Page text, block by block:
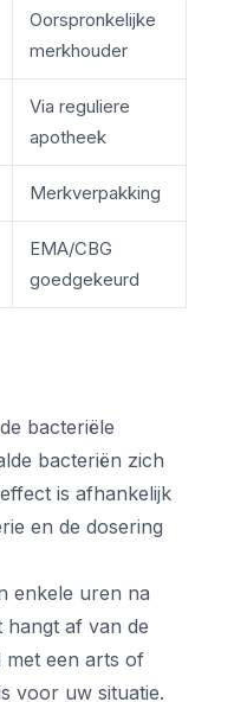
Oorspronkelijke
merkhouder
Via reguliere
apotheek
Merkverpakking
EMA/CBG
goedgekeurd
bacteriële
bacteriën zich
is afhankelijk
en de dosering
enkele uren na
hangt af van de
met een arts of
voor uw situatie.